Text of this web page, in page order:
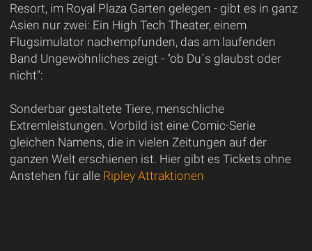
Resort, im Royal Plaza Garten gelegen - gibt es in ganz
Asien nur zwei: Ein High Tech Theater, einem
Flugsimulator nachempfunden, das am laufenden
Band Ungewöhnliches zeigt - "ob Du´s glaubst oder
nicht":
Sonderbar gestaltete Tiere, menschliche
Extremleistungen. Vorbild ist eine Comic-Serie
gleichen Namens, die in vielen Zeitungen auf der
ganzen Welt erschienen ist. Hier gibt es Tickets ohne
Anstehen für alle Ripley Attraktionen